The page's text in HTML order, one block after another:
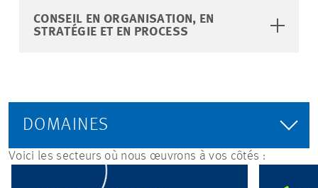
CONSEIL EN ORGANISATION, EN
STRATÉGIE ET EN PROCESS
DOMAINES
Voici les secteurs où nous œuvrons à vos côtés :